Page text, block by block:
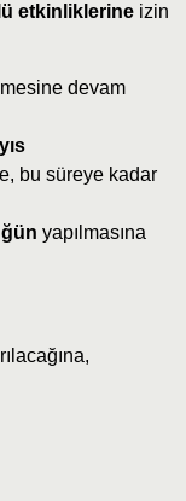
etkinliklerine izin
devam
bu süreye kadar
yapılmasına